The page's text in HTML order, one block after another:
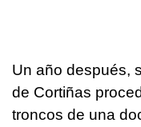
Un año después,
de Cortiñas
troncos de una